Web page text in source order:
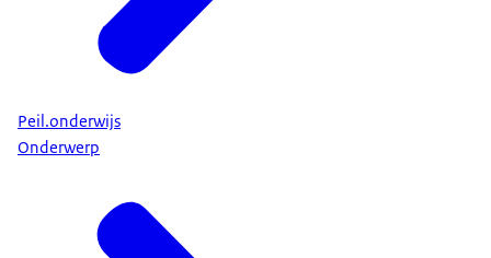
Peil.onderwijs
Onderwerp